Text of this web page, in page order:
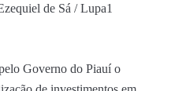
de Sá / Lupa1
Governo do Piauí o